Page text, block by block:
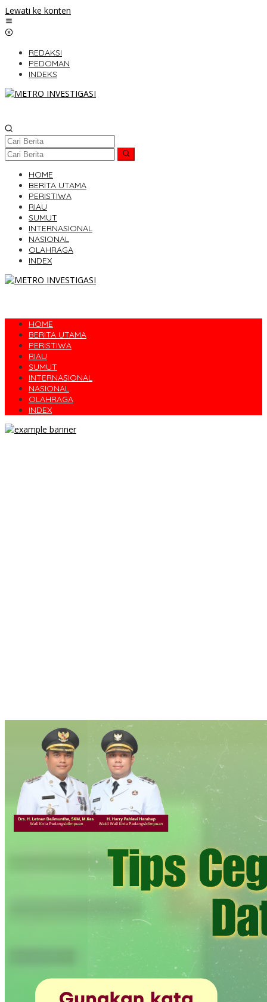
Lewati ke konten
REDAKSI
PEDOMAN
INDEKS
HOME
BERITA UTAMA
PERISTIWA
RIAU
SUMUT
INTERNASIONAL
NASIONAL
OLAHRAGA
INDEX
HOME
BERITA UTAMA
PERISTIWA
RIAU
SUMUT
INTERNASIONAL
NASIONAL
OLAHRAGA
INDEX